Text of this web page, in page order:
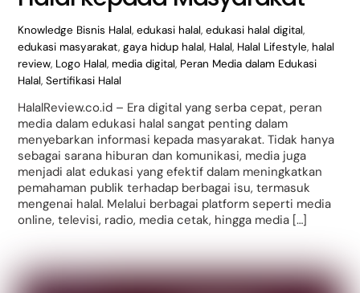
Knowledge Bisnis Halal,edukasi halal,edukasi halal digital,
edukasi masyarakat,gaya hidup halal, Halal, Halal Lifestyle, halal
review, Logo Halal, media digital, Peran Media dalam Edukasi
Halal,Sertifikasi Halal
HalalReview.co.id – Era digital yang serba cepat, peran
media dalam edukasi halal sangat penting dalam
menyebarkan informasi kepada masyarakat. Tidak hanya
sebagai sarana hiburan dan komunikasi, media juga
menjadi alat edukasi yang efektif dalam meningkatkan
pemahaman publik terhadap berbagai isu, termasuk
mengenai halal. Melalui berbagai platform seperti media
online, televisi, radio, media cetak, hingga media […]